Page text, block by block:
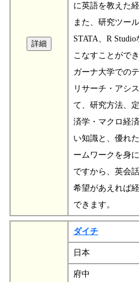
に英語を教えた
また、研究ツー
STATA、R
こなすことができ
ガーナ大学での
リサーチ・アシ
て、研究方法、
済学・マクロ経
い知識と、優れ
ームワークを身
ですから、英会
希望があえれば
できます。
ダイチ
日本
府中